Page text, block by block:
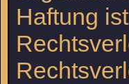
Haftung